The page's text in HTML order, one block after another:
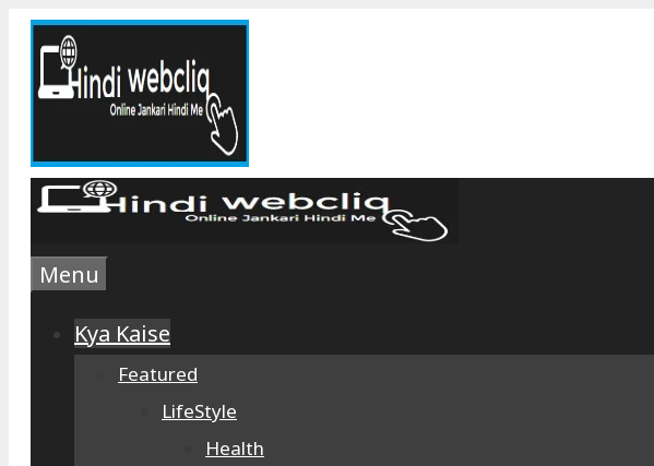
Skip
content
Menu
Kya Kaise
Featured
LifeStyle
Health